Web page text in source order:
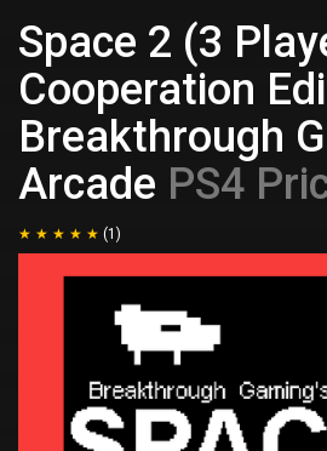
Space 2 (3
Cooperation
Breakthrough
Arcade PS4
(1)